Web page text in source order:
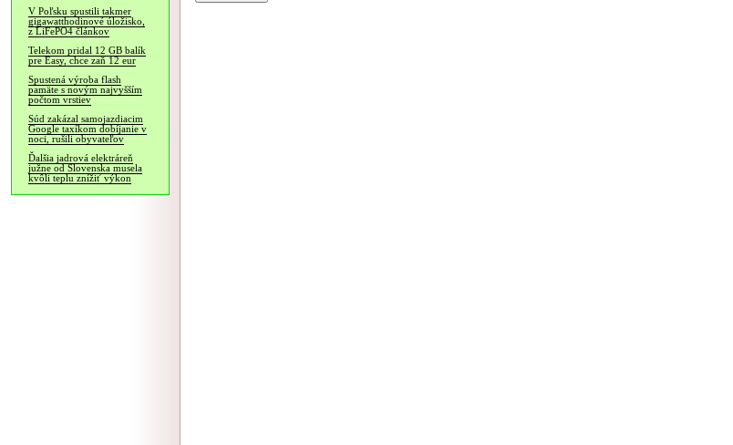
V Poľsku spustili takmer
gigawatthodinové úložisko,
z LiFePO4 článkov
Telekom pridal 12 GB balík
pre Easy, chce zaň 12 eur
Spustená výroba flash
pamäte s novým najvyšším
počtom vrstiev
Súd zakázal samojazdiacim
Google taxíkom dobíjanie v
noci, rušili obyvateľov
Ďalšia jadrová elektráreň
južne od Slovenska musela
kvôli teplu znížiť výkon